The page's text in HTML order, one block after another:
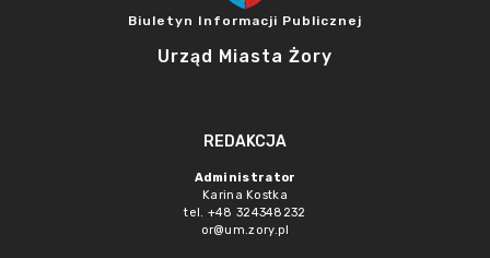
Biuletyn Informacji Publicznej
Urząd Miasta Żory
REDAKCJA
Administrator
Karina Kostka
tel. +48 324348232
or@um.zory.pl